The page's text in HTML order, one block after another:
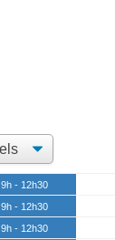
9h - 12h30
9h - 12h30
9h - 12h30